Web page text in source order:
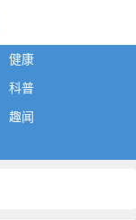
健康
科普
趣闻